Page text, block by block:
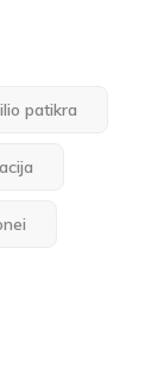
patikra